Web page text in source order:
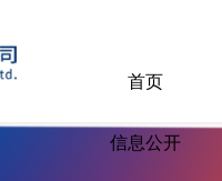
首页
信息公开